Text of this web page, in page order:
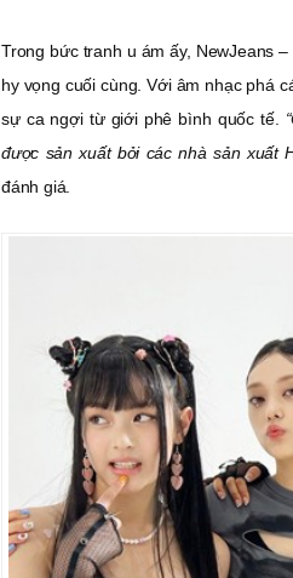
Trong bức tranh u ám ấy, NewJeans
hy vọng cuối cùng. Với âm nhạc phá
sự ca ngợi từ giới phê bình quốc tế.
được sản xuất bởi các nhà sản xuất
đánh giá.